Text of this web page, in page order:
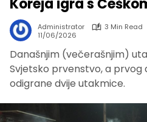
Koreja igra s
Administrator
3 Min Read
11/06/2026
Današnjim (večerašnjim)
Svjetsko prvenstvo, a
odigrane dvije utakmice.